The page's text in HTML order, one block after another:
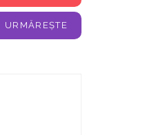
URMĂREȘTE